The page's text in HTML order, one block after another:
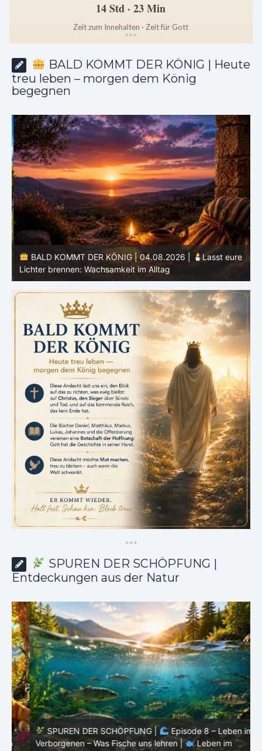
14 Std · 23 Min
Zeit zum Innehalten · Zeit für Gott
***
BALD KOMMT DER KÖNIG | Heute
treu leben – morgen dem König
begegnen
BALD KOMMT DER KÖNIG | 04.08.2026 |
Lasst eure
Lichter brennen: Wachsamkeit im Alltag
***
SPUREN DER SCHÖPFUNG |
Entdeckungen aus der Natur
SPUREN DER SCHÖPFUNG |
Episode 8 – Leben im
Verborgenen – Was Fische uns lehren |
Leben im